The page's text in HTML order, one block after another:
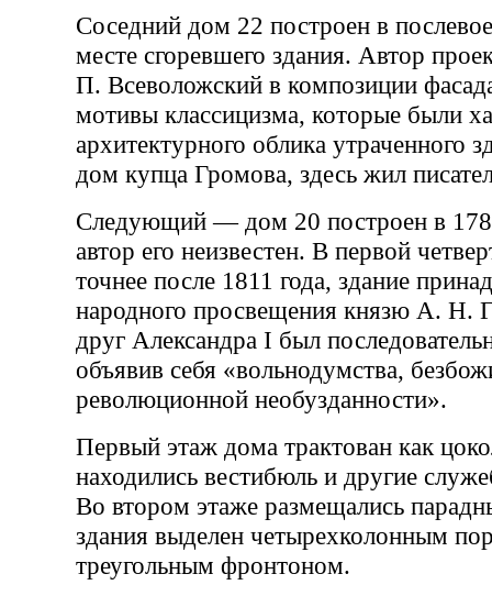
Соседний дом 22 построен в
месте сгоревшего здания. Автор
П. Всеволожский в композиции
мотивы классицизма, которые были
архитектурного облика утраченного
дом купца Громова, здесь жил
Следующий — дом 20 построен в
автор его неизвестен. В первой
точнее после 1811 года, здание
народного просвещения князю А. Н.
друг Александра I был
объявив себя «вольнодумства,
революционной необузданности».
Первый этаж дома трактован как
находились вестибюль и другие
Во втором этаже размещались
здания выделен четырехколонным
треугольным фронтоном.